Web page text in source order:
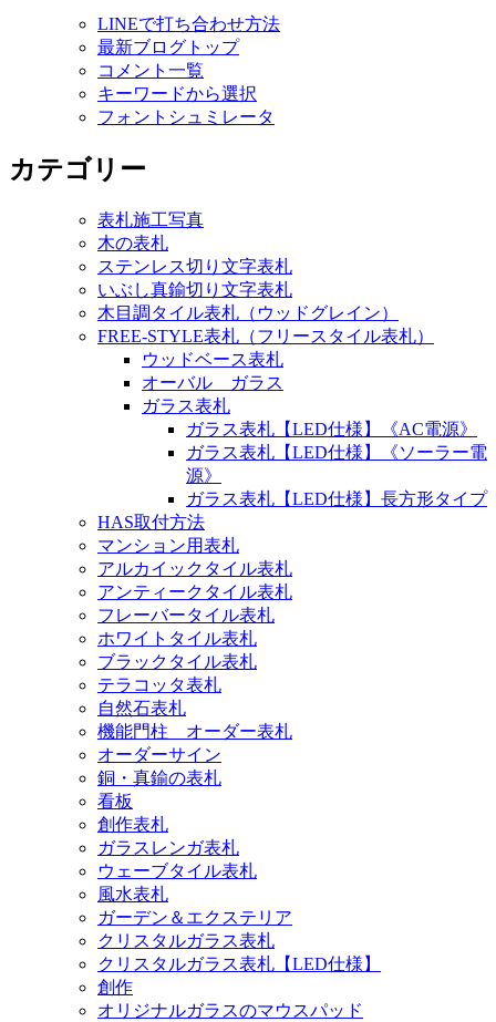
LINEで打ち合わせ方法
最新ブログトップ
コメント一覧
キーワードから選択
フォントシュミレータ
カテゴリー
表札施工写真
木の表札
ステンレス切り文字表札
いぶし真鍮切り文字表札
木目調タイル表札（ウッドグレイン）
FREE-STYLE表札（フリースタイル表札）
ウッドベース表札
オーバル ガラス
ガラス表札
ガラス表札【LED仕様】《AC電源》
ガラス表札【LED仕様】《ソーラー電
源》
ガラス表札【LED仕様】長方形タイプ
HAS取付方法
マンション用表札
アルカイックタイル表札
アンティークタイル表札
フレーバータイル表札
ホワイトタイル表札
ブラックタイル表札
テラコッタ表札
自然石表札
機能門柱 オーダー表札
オーダーサイン
銅・真鍮の表札
看板
創作表札
ガラスレンガ表札
ウェーブタイル表札
風水表札
ガーデン＆エクステリア
クリスタルガラス表札
クリスタルガラス表札【LED仕様】
創作
オリジナルガラスのマウスパッド